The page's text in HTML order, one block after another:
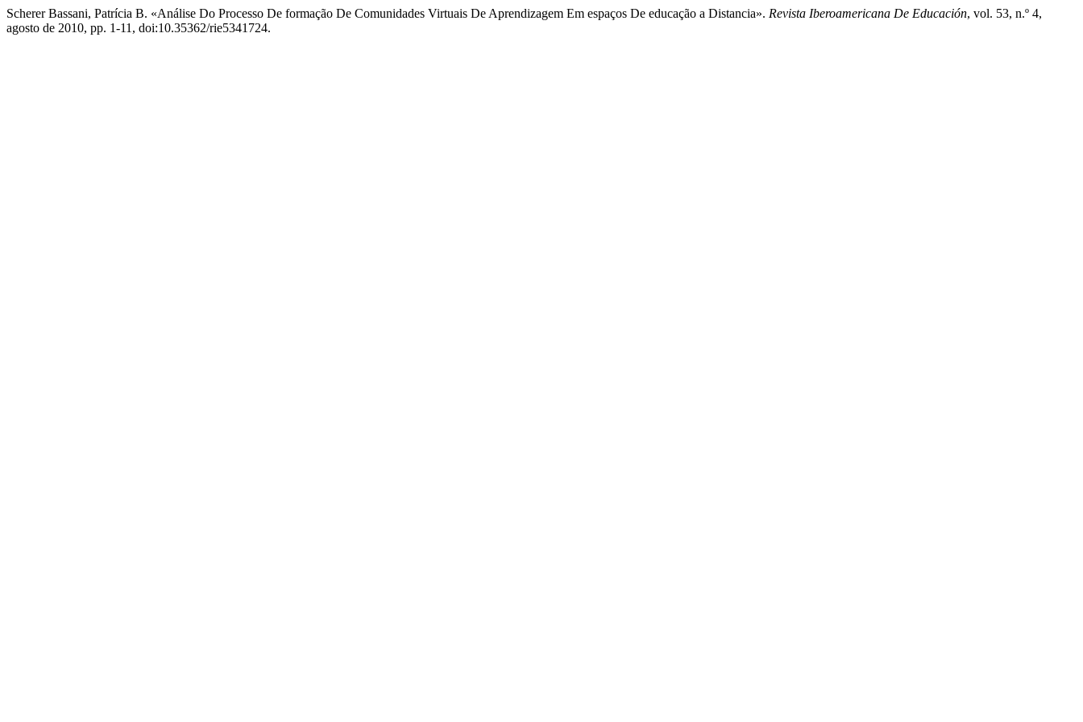
Scherer Bassani, Patrícia B. «Análise Do Processo De formação De Comunidades Virtuais De Aprendizagem Em espaços De educação a Distancia». Revista Iberoamericana De Educación, vol. 53, n.º 4,
agosto de 2010, pp. 1-11, doi:10.35362/rie5341724.